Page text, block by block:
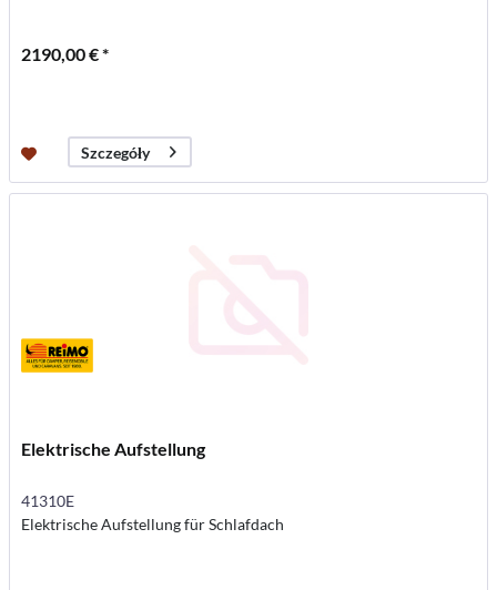
2190,00 € *
Szczegóły
Elektrische Aufstellung
41310E
Elektrische Aufstellung für Schlafdach